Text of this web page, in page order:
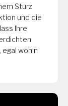
Sturz
und die
Ihre
wohin